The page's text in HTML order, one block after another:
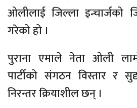
ओलीलाई जिल्ला इन्चार्जको
गरेको हो ।
पुराना एमाले नेता ओली
पार्टीको संगठन विस्तार र
निरन्तर क्रियाशील छन् ।